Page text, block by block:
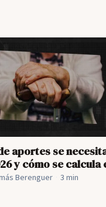
aportes se
y cómo se calcula
Berenguer 3 min